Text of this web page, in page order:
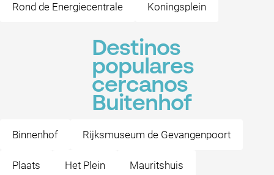
Rond de Energiecentrale Koningsplein
Destinos
populares
cercanos
Buitenhof
Binnenhof Rijksmuseum de Gevangenpoort
Plaats Het Plein Mauritshuis